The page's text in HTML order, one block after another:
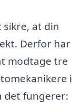
at din
Derfor har
modtage tre
i
det fungerer: